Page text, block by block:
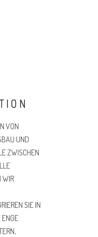
VON
UND
ZWISCHEN
WIR
SIE IN
ENGE